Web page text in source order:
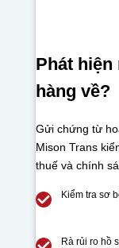
Phát
hàng về?
Gửi chứng từ
Mison Trans
thuế và chính
Kiểm tra sơ
Rà rủi ro hồ